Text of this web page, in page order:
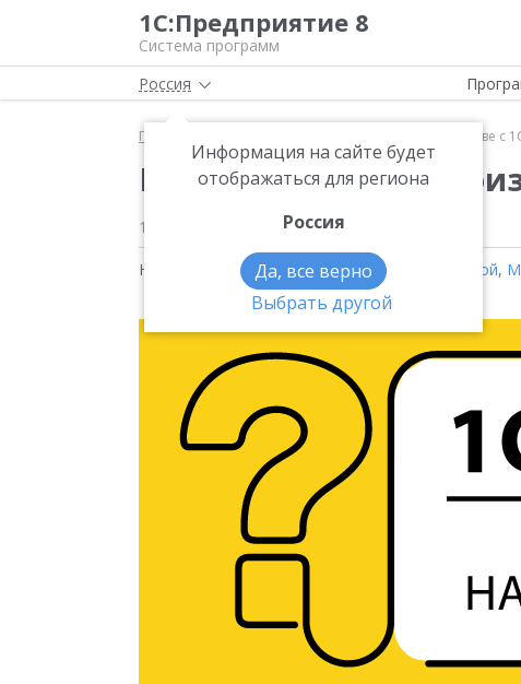
1С:Предприятие 8
Система программ
Россия
Информация на сайте будет
отображаться для региона
Россия
Да, все верно
Выбрать другой
Главная Как учесть брак в производстве с
Как учесть брак в
13.01.2022
Новости на тему:1С:Управление нашей фирмой,